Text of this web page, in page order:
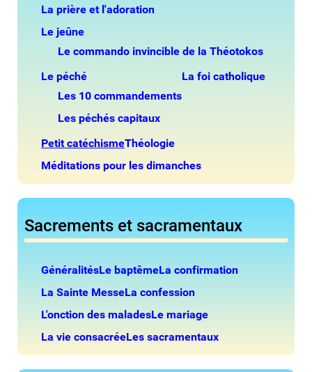
La prière et l'adoration
Le jeûne
Le commando invincible de la Théotokos
Le péché
Les 10 commandements
Les péchés capitaux
La foi catholique
Petit catéchismeThéologie
Méditations pour les dimanches
Sacrements et sacramentaux
GénéralitésLe baptêmeLa confirmation
La Sainte MesseLa confession
L'onction des maladesLe mariage
La vie consacréeLes sacramentaux